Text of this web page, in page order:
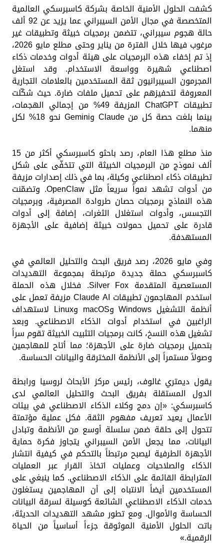
كشفت الحلول الأمنية الخاصة بشركة كاسبرسكي العالمية
المتخصصة في مجال الأمن السيبراني عما يزيد عن 92 ألف
حالة هجوم سيبراني، تتضمن برمجيات خبيثة وتطبيقات غير
مرغوب فيها خلال الفترة من يناير وحتى مطلع مايو 2026،
إذ تم إخفاء هذه البرمجيات على هيئة أدوات وخدمات ذكاء
اصطناعي شهيرة وواسعة الاستخدام. وقد استغل
المجرمون السيبرانيون ثقة المستخدمين بالعلامات التجارية
المعروفة لتحفيزهم على تحميل ملفات ضارة. حيث شكّلت
تطبيقات ChatGPT المزيفة 49% من إجمالي الهجمات،
بينما بلغت حصة كل من Claude وGemini نحو 18% لكل
منهما.
منذ مطلع هذا العام، رصد باحثو كاسبرسكي أكثر من 15
ألف نموذج من البرمجيات الخبيثة التي تتخفّى على شكل
تطبيقات ذكاء اصطناعي وكيلة، بما في ذلك إصدارات مزيفة
من أدوات تشهد نمواً سريعاً مثل OpenClaw. وتضمّنت
هذه النماذج برمجيات حصان طروادة المصرفية، وبرمجيات
التجسس، وأدوات استغلال الثغرات، إضافة إلى أدوات
قادرة على تحميل حمولات خبيثة إضافية على الأجهزة
المستهدفة.
وفي مايو 2026، رصد فريق البحث والتحليل العالمي في
كاسبرسكي حملة جديدة مرتبطة بمجموعة التهديدات
المستعصية المتقدمة Silver Fox. فخلال هذه الحملة
استخدم المهاجمون تطبيقات Claude AI مزيفة تعمل على
أنظمة التشغيل Windows وmacOS وLinux لاستهداف
الراغبين في استخدام أدوات الذكاء الاصطناعي. وبعد
تشغيل هذه النسخ، كانت برمجيات التثبيت الخبيثة تقوم سراً
بتحميل برمجيات ضارة على الأجهزة؛ مما أتاح للمهاجمين
وصولاً مستمراً إلى الأنظمة المخترقة والبيانات الحساسة.
يقول ديمتري غالوف، رئيس مركز الأبحاث لروسيا ورابطة
الدول المستقلة بفريق البحث والتحليل العالمي لدى
كاسبرسكي: «إن دمج وكلاء الذكاء الاصطناعي في بيئات
الأعمال يعيد تعريف مفهوم الثقة. فكل عملية مؤتمتة
تتحول إلى حلقة ضمن سلسلة أوسع من الأنظمة وتبادل
البيانات، مما يجعل الأمن السيبراني يتجاوز فكرة حماية
الأجهزة الطرفية ليصبح مرتبطاً بالتحكم في كيفية انتشار
الذكاء والصلاحيات وعمليات اتخاذ القرار عبر العمليات
المترابطة القائمة على الذكاء الاصطناعي. كما ينبغي على
المستخدمين أيضاً الانتباه إلى أن المهاجمين يستغلون
خدمات الذكاء الاصطناعي الشائعة كوسيلة لسرقة البيانات
الحساسة والأموال. ومع تطور مشهد التهديدات الحديثة،
باتت الحلول الأمنية الموثوقة جزءاً أساسياً من الحياة
الرقمية.»